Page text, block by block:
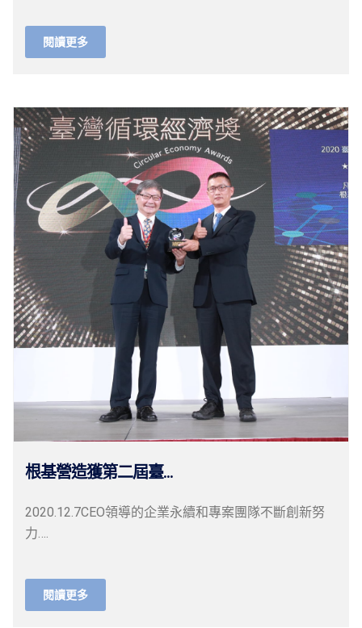
閱讀更多
根基營造獲第二屆臺...
2020.12.7CEO領導的企業永續和專案團隊不斷創新努
力….
閱讀更多